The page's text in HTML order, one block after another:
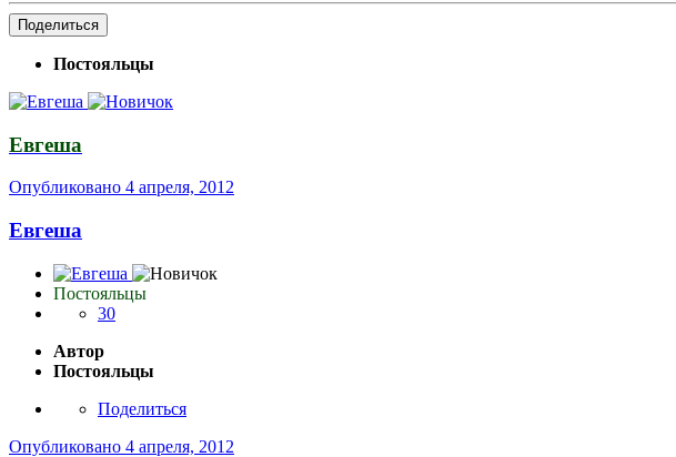
Поделиться
Постояльцы
Евгеша
Опубликовано 4 апреля, 2012
Евгеша
Постояльцы
30
Автор
Постояльцы
Поделиться
Опубликовано 4 апреля, 2012